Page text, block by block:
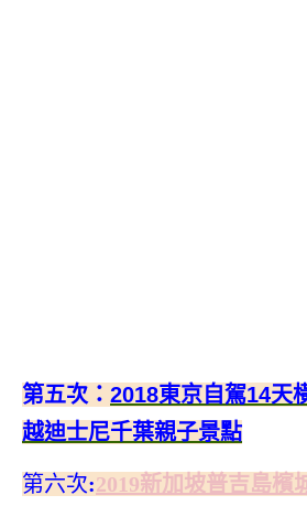
第五次： 2018東京自駕14天
越迪士尼千葉親子景點
第六次:2019新加坡普吉島檳